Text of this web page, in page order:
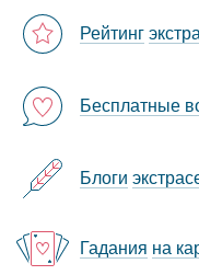
Рейтинг
Бесплатные
Блоги
Гадания на